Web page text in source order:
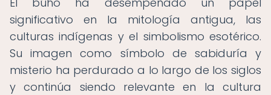
significativo en la mitología antigua, las
culturas indígenas y el simbolismo esotérico.
Su imagen como símbolo de sabiduría y
misterio ha perdurado a lo largo de los siglos
y continúa siendo relevante en la cultura